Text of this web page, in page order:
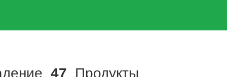
47 Продукты